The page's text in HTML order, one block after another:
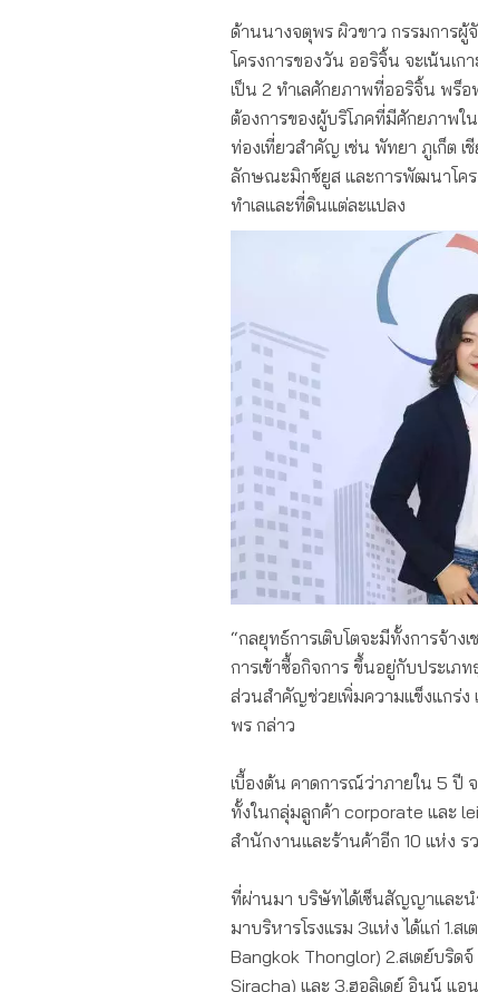
ด้านนางจตุพร ผิวขาว กรรมการ
โครงการของวัน ออริจิ้น จะเน้นเก
เป็น 2 ทำเลศักยภาพที่ออริจิ้น พร็
ต้องการของผู้บริโภคที่มีศักยภาพใ
ท่องเที่ยวสำคัญ เช่น พัทยา ภูเก็ต
ลักษณะมิกซ์ยูส และการพัฒนาโค
ทำเลและที่ดินแต่ละแปลง
“กลยุทธ์การเติบโตจะมีทั้งการจ้าง
การเข้าซื้อกิจการ ขึ้นอยู่กับประเภ
ส่วนสำคัญช่วยเพิ่มความแข็งแกร่ง
พร กล่าว
เบื้องต้น คาดการณ์ว่าภายใน 5 ปี
ทั้งในกลุ่มลูกค้า corporate และ
สำนักงานและร้านค้าอีก 10 แห่ง
ที่ผ่านมา บริษัทได้เซ็นสัญญาและนำ
มาบริหารโรงแรม 3แห่ง ได้แก่ 1.
Bangkok Thonglor) 2.สเตย์บริด
Siracha) และ 3.ฮอลิเดย์ อินน์ แ